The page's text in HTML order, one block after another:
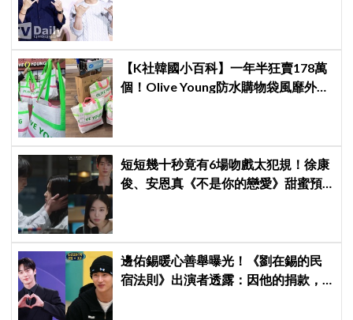
【K社韓國小百科】一年半狂賣178萬
個！Olive Young防水購物袋風靡外國
短短幾十秒竟有6場吻戲太犯規！徐康
俊、安恩真《不是你的戀愛》甜蜜預
邊佑錫暖心善舉曝光！《劉在錫的民
宿法則》出演者透露：因他的捐款，